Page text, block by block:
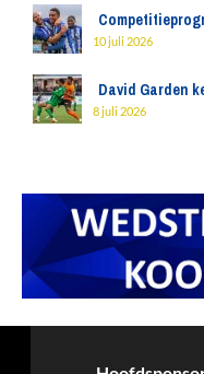
10 juli 2026
David Garden
8 juli 2026